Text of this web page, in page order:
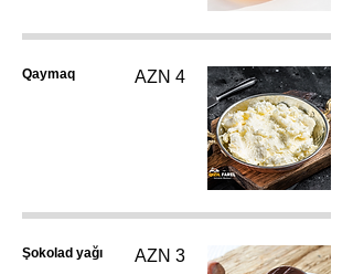
Qaymaq AZN 4
Şokolad yağı AZN 3